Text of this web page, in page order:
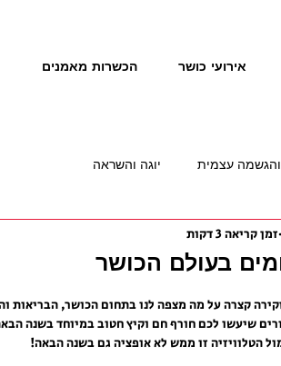
הכשרות מאמנים אירועי כושר
והגשמה עצמית יוגה והשראה
זמן קריאה 3 דקות
שיעשו לכם חורף חם וקיץ חטוב במיוחד בשנה
הטלוויזיה זו ממש לא אופציה גם בשנה הבאה!